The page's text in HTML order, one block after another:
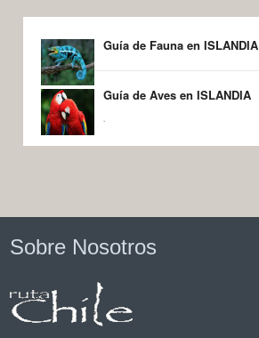
Guía de Fauna en ISLANDIA
Guía de Aves en ISLANDIA
.
Sobre Nosotros